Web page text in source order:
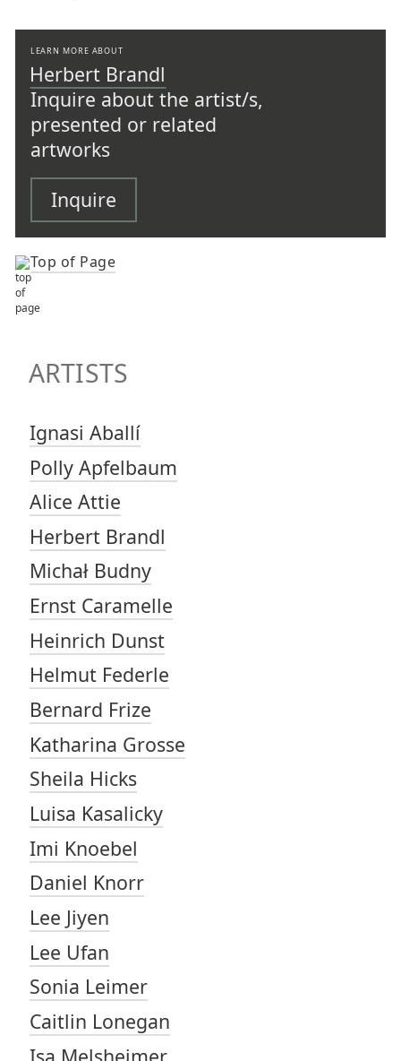
LEARN MORE ABOUT
Herbert Brandl
Inquire about the artist/s,
presented or related
artworks
Inquire
Top of Page
ARTISTS
Ignasi Aballí
Polly Apfelbaum
Alice Attie
Herbert Brandl
Michał Budny
Ernst Caramelle
Heinrich Dunst
Helmut Federle
Bernard Frize
Katharina Grosse
Sheila Hicks
Luisa Kasalicky
Imi Knoebel
Daniel Knorr
Lee Jiyen
Lee Ufan
Sonia Leimer
Caitlin Lonegan
Isa Melsheimer